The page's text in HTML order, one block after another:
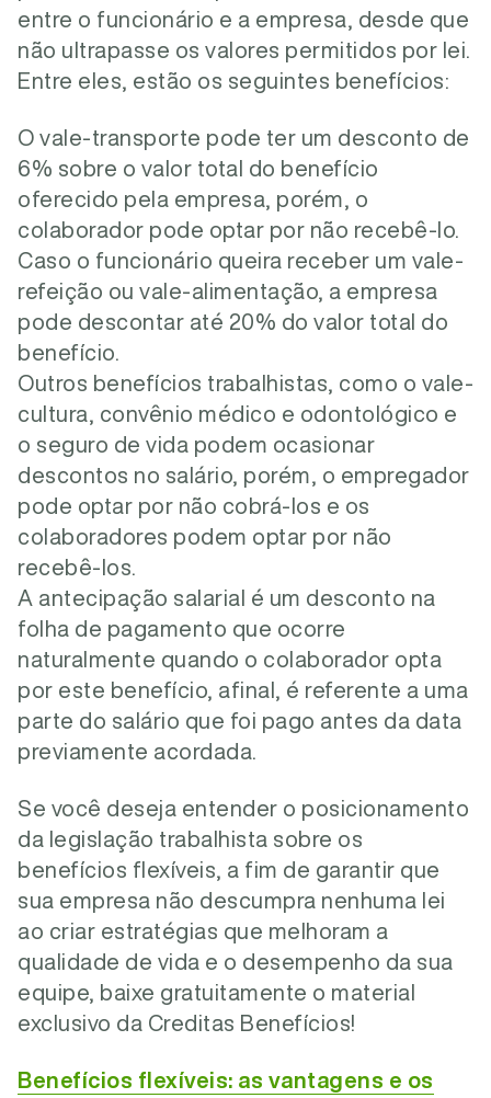
entre o funcionário e a empresa, desde que
não ultrapasse os valores permitidos por lei.
Entre eles, estão os seguintes benefícios:
O vale-transporte pode ter um desconto de
6% sobre o valor total do benefício
oferecido pela empresa, porém, o
colaborador pode optar por não recebê-lo.
Caso o funcionário queira receber um vale-
refeição ou vale-alimentação, a empresa
pode descontar até 20% do valor total do
benefício.
Outros benefícios trabalhistas, como o vale-
cultura, convênio médico e odontológico e
o seguro de vida podem ocasionar
descontos no salário, porém, o empregador
pode optar por não cobrá-los e os
colaboradores podem optar por não
recebê-los.
A antecipação salarial é um desconto na
folha de pagamento que ocorre
naturalmente quando o colaborador opta
por este benefício, afinal, é referente a uma
parte do salário que foi pago antes da data
previamente acordada.
Se você deseja entender o posicionamento
da legislação trabalhista sobre os
benefícios flexíveis, a fim de garantir que
sua empresa não descumpra nenhuma lei
ao criar estratégias que melhoram a
qualidade de vida e o desempenho da sua
equipe, baixe gratuitamente o material
exclusivo da Creditas Benefícios!
Benefícios flexíveis: as vantagens e os